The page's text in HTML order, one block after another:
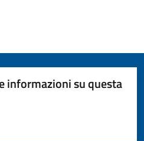
informazioni su questa